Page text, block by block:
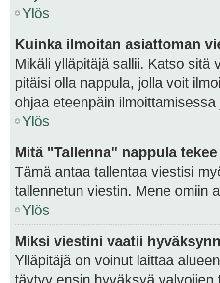
Ylös
Kuinka ilmoitan asiattoman
Mikäli ylläpitäjä sallii. Katso sitä
pitäisi olla nappula, jolla voit
ohjaa eteenpäin
Ylös
Mitä "Tallenna" nappula
Tämä antaa tallentaa viestisi
tallennetun viestin. Mene omiin
Ylös
Miksi viestini vaatii
Ylläpitäjä on voinut laittaa
täytyy ensin hyväksyä